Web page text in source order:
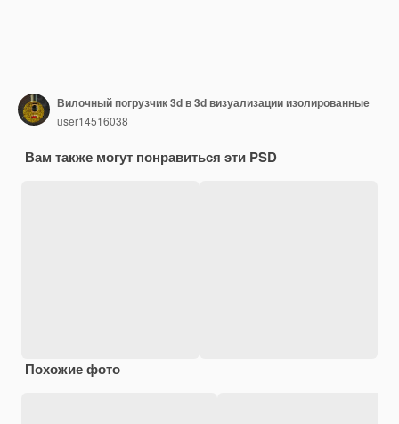
Вилочный погрузчик 3d в 3d визуализации изолированные
user14516038
Вам также могут понравиться эти PSD
Похожие фото